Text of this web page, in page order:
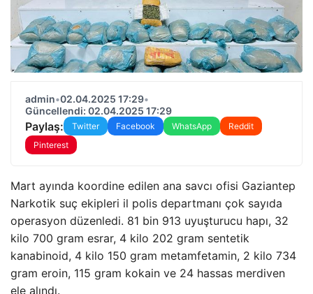
admin•02.04.2025 17:29•
Güncellendi: 02.04.2025 17:29
Paylaş: Twitter Facebook WhatsApp
Reddit
Pinterest
Mart ayında koordine edilen ana savcı ofisi Gaziantep
Narkotik suç ekipleri il polis departmanı çok sayıda
operasyon düzenledi. 81 bin 913 uyuşturucu hapı, 32
kilo 700 gram esrar, 4 kilo 202 gram sentetik
kanabinoid, 4 kilo 150 gram metamfetamin, 2 kilo 734
gram eroin, 115 gram kokain ve 24 hassas merdiven
ele alındı.